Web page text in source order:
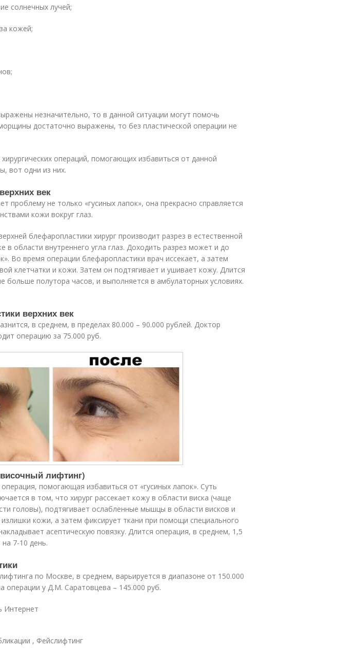
солнечных лучей;
кожей;
незначительно, то в данной ситуации могут помочь
достаточно выражены, то без пластической операции не
операций, помогающих избавиться от данной
вот одни из них.
век
проблему не только «гусиных лапок», она прекрасно справляется
кожи вокруг глаз.
блефаропластики хирург производит разрез в естественной
в области внутреннего угла глаз. Доходить разрез может и до
Во время операции блефаропластики врач иссекает, а затем
клетчатки и кожи. Затем он подтягивает и ушивает кожу. Длится
больше полутора часов, и выполняется в амбулаторных условиях.
верхних век
в среднем, в пределах 80.000 – 90.000 рублей. Доктор
операцию за 75.000 руб.
лифтинг)
помогающая избавиться от «гусиных лапок». Суть
в том, что хирург рассекает кожу в области виска (чаще
головы), подтягивает ослабленные мышцы в области висков и
излишки кожи, а затем фиксирует ткани при помощи специального
асептическую повязку. Длится операция, в среднем, 1,5
7-10 день.
по Москве, в среднем, варьируется в диапазоне от 150.000
операции у Д.М. Саратовцева – 145.000 руб.
Интернет
, Фейслифтинг